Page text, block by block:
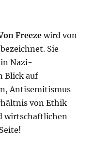
Freeze wird von
Sie
Nazi-
Blick auf
Antisemitismus
von Ethik
wirtschaftlichen